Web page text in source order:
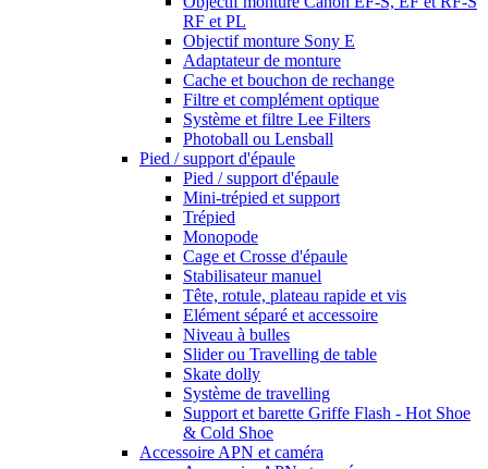
RF et PL
Objectif monture Sony E
Adaptateur de monture
Cache et bouchon de rechange
Filtre et complément optique
Système et filtre Lee Filters
Photoball ou Lensball
Pied / support d'épaule
Pied / support d'épaule
Mini-trépied et support
Trépied
Monopode
Cage et Crosse d'épaule
Stabilisateur manuel
Tête, rotule, plateau rapide et vis
Elément séparé et accessoire
Niveau à bulles
Slider ou Travelling de table
Skate dolly
Système de travelling
Support et barette Griffe Flash - Hot Shoe
& Cold Shoe
Accessoire APN et caméra